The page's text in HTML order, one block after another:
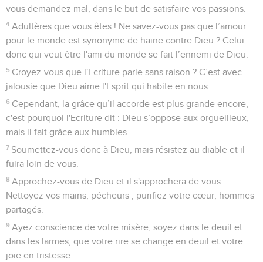
vous demandez mal, dans le but de satisfaire vos passions.
4 Adultères que vous êtes ! Ne savez-vous pas que l’amour
pour le monde est synonyme de haine contre Dieu ? Celui
donc qui veut être l'ami du monde se fait l’ennemi de Dieu.
5 Croyez-vous que l'Ecriture parle sans raison ? C’est avec
jalousie que Dieu aime l'Esprit qui habite en nous.
6 Cependant, la grâce qu’il accorde est plus grande encore,
c'est pourquoi l'Ecriture dit : Dieu s’oppose aux orgueilleux,
mais il fait grâce aux humbles.
7 Soumettez-vous donc à Dieu, mais résistez au diable et il
fuira loin de vous.
8 Approchez-vous de Dieu et il s'approchera de vous.
Nettoyez vos mains, pécheurs ; purifiez votre cœur, hommes
partagés.
9 Ayez conscience de votre misère, soyez dans le deuil et
dans les larmes, que votre rire se change en deuil et votre
joie en tristesse.